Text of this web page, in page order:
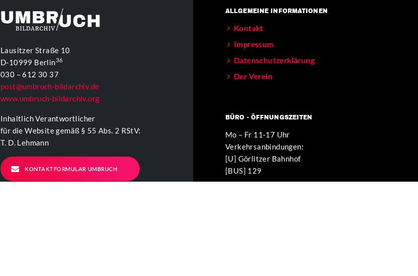
Lausitzer Straße 10
D-10999 Berlin36
030 – 612 30 37
post@umbruch-bildarchiv.de
www.umbruch-bildarchiv.org
Inhaltlich Verantwortlicher
für die Website gemäß § 55 Abs. 2 RStV:
T. D. Lehmann
KONTAKTFORMULAR UMBRUCH
ALLGEMEINE INFORMATIONEN
Kontakt
Impressum
Datenschutzerklärung
Der Verein
BÜRO - ÖFFNUNGSZEITEN
Mo – Fr 11-17 Uhr
Verkehrsanbindungen:
[U] Görlitzer Bahnhof
[BUS] 129